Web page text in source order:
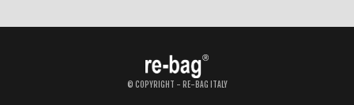
© COPYRIGHT - RE-BAG ITALY